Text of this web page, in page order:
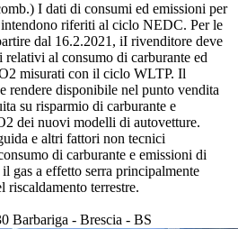
I dati di consumi ed emissioni per
intendono riferiti al ciclo NEDC. Per le
dal 16.2.2021, iI rivenditore deve
al consumo di carburante ed
misurati con il ciclo WLTP. Il
rendere disponibile nel punto vendita
su risparmio di carburante e
dei nuovi modelli di autovetture.
e altri fattori non tecnici
di carburante e emissioni di
gas a effetto serra principalmente
riscaldamento terrestre.
Barbariga - Brescia - BS